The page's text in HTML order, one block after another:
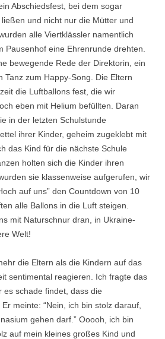
Abschiedsfest, bei dem sogar
und nicht nur die Mütter und
alle Viertklässler namentlich
Pausenhof eine Ehrenrunde drehten.
bewegende Rede der Direktorin, ein
Tanz zum Happy-Song. Die Eltern
die Luftballons fest, die wir
eben mit Helium befüllten. Daran
in der letzten Schulstunde
ihrer Kinder, geheim zugeklebt mit
das Kind für die nächste Schule
holten sich die Kinder ihren
sie klassenweise aufgerufen, wir
auf uns” den Countdown von 10
alle Ballons in die Luft steigen.
mit Naturschnur dran, in Ukraine-
Welt!
die Eltern als die Kindern auf das
sentimental reagieren. Ich fragte das
es schade findet, dass die
meinte: “Nein, ich bin stolz darauf,
gehen darf.” Ooooh, ich bin
auf mein kleines großes Kind und